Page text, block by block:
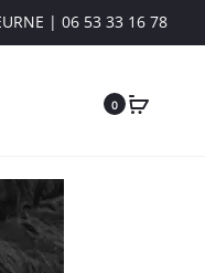
| 06 53 33 16 78
0